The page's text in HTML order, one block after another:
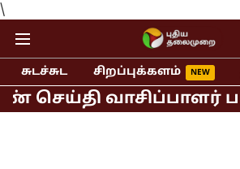
\
சுடச்சுட சிறப்புக்களம்
வாசிப்பாளர் பாலியல்